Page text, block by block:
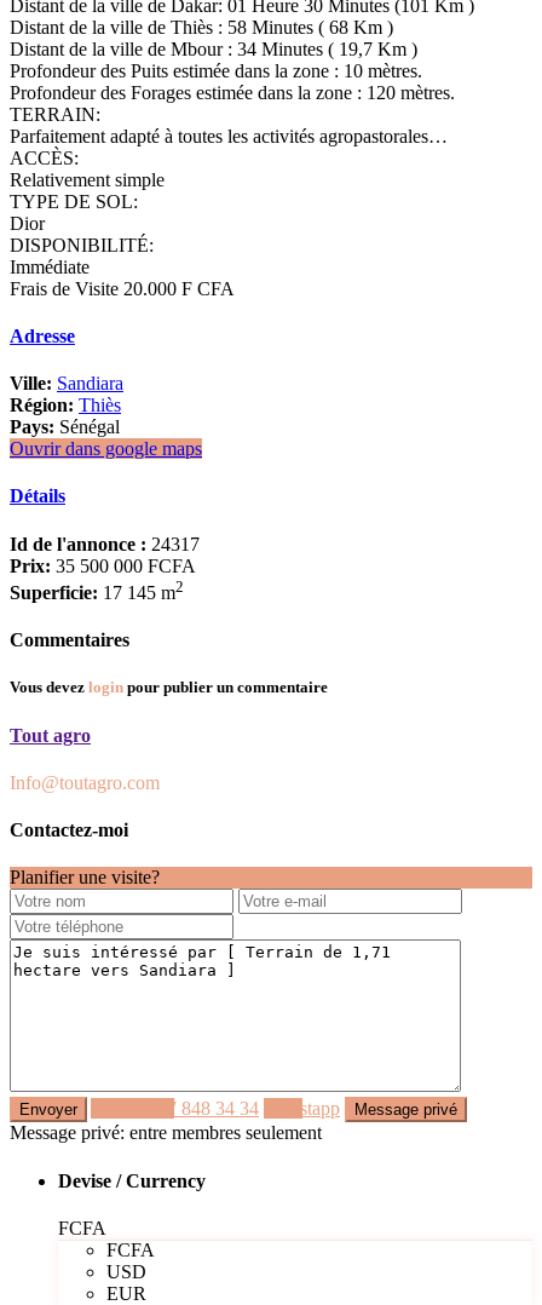
Distant de la ville de Dakar: 01 Heure 30 Minutes (101 Km )
Distant de la ville de Thiès : 58 Minutes ( 68 Km )
Distant de la ville de Mbour : 34 Minutes ( 19,7 Km )
Profondeur des Puits estimée dans la zone : 10 mètres.
Profondeur des Forages estimée dans la zone : 120 mètres.
TERRAIN:
Parfaitement adapté à toutes les activités agropastorales…
ACCÈS:
Relativement simple
TYPE DE SOL:
Dior
DISPONIBILITÉ:
Immédiate
Frais de Visite 20.000 F CFA
Adresse
Ville: Sandiara
Région: Thiès
Pays: Sénégal
Ouvrir dans google maps
Détails
Id de l'annonce : 24317
Prix: 35 500 000 FCFA
Superficie: 17 145 m2
Commentaires
Vous devez login pour publier un commentaire
Tout agro
Info@toutagro.com
Contactez-moi
Planifier une visite?
77 848 34 34
Whastapp
Message privé: entre membres seulement
Devise / Currency
FCFA
FCFA
USD
EUR